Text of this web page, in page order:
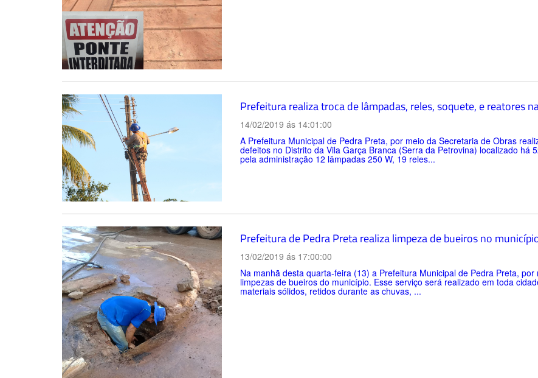
Prefeitura realiza troca de lâmpadas, reles, soquete, e reatores
14/02/2019 ás 14:01:00
A Prefeitura Municipal de Pedra Preta, por meio da Secretaria de Obras
defeitos no Distrito da Vila Garça Branca (Serra da Petrovina) localizado há
pela administração 12 lâmpadas 250 W, 19 reles...
Prefeitura de Pedra Preta realiza limpeza de bueiros no
13/02/2019 ás 17:00:00
Na manhã desta quarta-feira (13) a Prefeitura Municipal de Pedra Preta,
limpezas de bueiros do município. Esse serviço será realizado em toda
materiais sólidos, retidos durante as chuvas, ...